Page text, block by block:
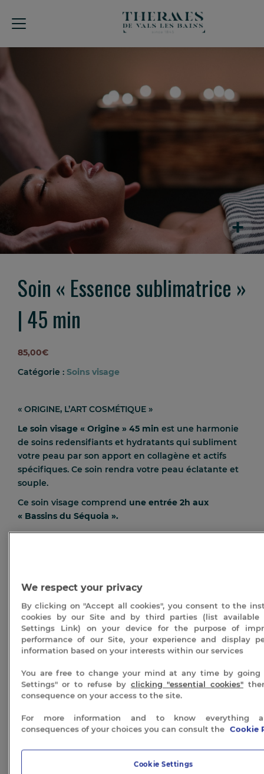
Soin « Essence sublimatrice »
| 45 min
85,00€
Catégorie : Soins visage
« ORIGINE, L’ART COSMÉTIQUE »
Le soin visage « Origine » 45 min est une harmonie
de soins redensifiants et hydratants qui subliment
votre peau par son apport en collagène et actifs
spécifiques. Ce soin rendra votre peau éclatante et
souple.
Ce soin visage comprend une entrée 2h aux
« Bassins du Séquoia ».
sublimatrice »
min
Description
Informations complémentaires :
Une fois votre prestation choisie et achetée, vous
de profiter des soins en cabine au Spa Séquoia
Redwood vous devez impérativement contacter
notre service d’accueil et réserver par téléphone en
We respect your privacy
By clicking on "Accept all cookies", you consent to the
cookies by our Site and by third parties (list available
Settings Link) on your device for the purpose of
performance of our Site, your experience and display
information based on your interests within our services
You are free to change your mind at any time by going
Settings" or to refuse by clicking "essential cookies"
consequence on your access to the site.
For more information and to know everything
consequences of your choices you can consult the Cookie
Cookie Settings